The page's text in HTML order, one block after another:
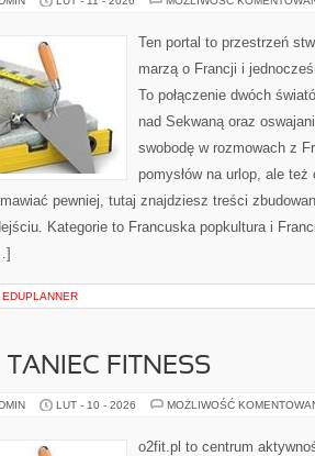
Ten portal to przestrzeń
marzą o Francji i
To połączenie dwóch
nad Sekwaną oraz
swobodę w rozmowach z
pomysłów na urlop, ale
pewniej, tutaj znajdziesz treści
Kategorie to Francuska popkultura i
EDUPLANNER
FITNESS
LUT - 10 - 2026 MOŻLIWOŚĆ
o2fit.pl to centrum